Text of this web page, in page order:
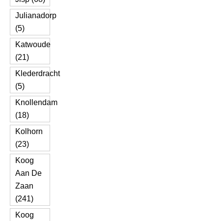
Julianadorp
(5)
Katwoude
(21)
Klederdracht
(5)
Knollendam
(18)
Kolhorn
(23)
Koog
Aan De
Zaan
(241)
Koog